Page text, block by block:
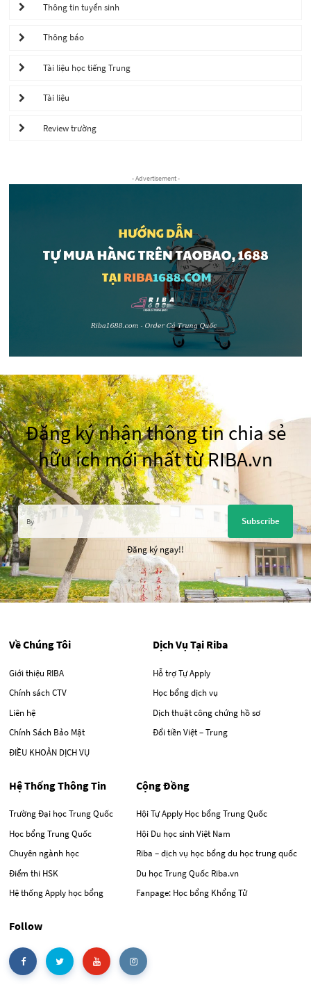
Thông tin tuyển sinh
Thông báo
Tài liệu học tiếng Trung
Tài liệu
Review trường
- Advertisement -
Đăng ký nhận thông tin chia sẻ
hữu ích mới nhất từ RIBA.vn
Subscribe
Đăng ký ngay!!
Về Chúng Tôi
Giới thiệu RIBA
Chính sách CTV
Liên hệ
Chính Sách Bảo Mật
ĐIỀU KHOẢN DỊCH VỤ
Dịch Vụ Tại Riba
Hỗ trợ Tự Apply
Học bổng dịch vụ
Dịch thuật công chứng hồ sơ
Đổi tiền Việt – Trung
Hệ Thống Thông Tin
Trường Đại học Trung Quốc
Học bổng Trung Quốc
Chuyên ngành học
Điểm thi HSK
Hệ thống Apply học bổng
Cộng Đồng
Hội Tự Apply Học bổng Trung Quốc
Hội Du học sinh Việt Nam
Riba – dịch vụ học bổng du học trung quốc
Du học Trung Quốc Riba.vn
Fanpage: Học bổng Khổng Tử
Follow